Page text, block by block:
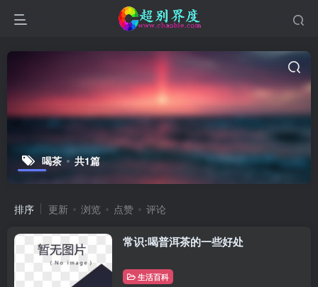
喝茶 共1篇
排序 更新 浏览 点赞 评论
常识:喝普洱茶的一些好处
生活百科